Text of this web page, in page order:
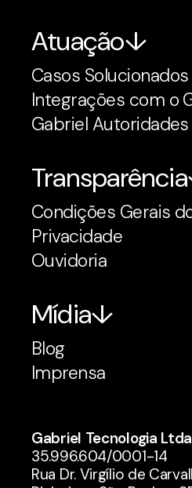
Atuação
Casos Solucionados
Integrações com o
Gabriel Autoridades
Transparência
Condições Gerais
Privacidade
Ouvidoria
Mídia
Blog
Imprensa
Gabriel Tecnologia
35.996.604/0001-14
Rua Dr. Virgílio de